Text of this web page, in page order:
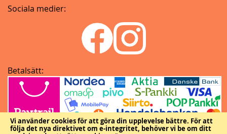
Vi använder cookies för att göra din upplevelse bättre. För att
följa det nya direktivet om e-integritet, behöver vi be om ditt
Sociala medier:
Betalsätt: